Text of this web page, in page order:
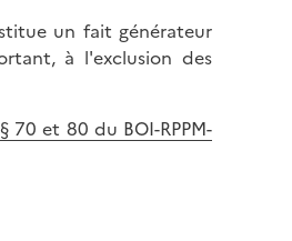
un fait générateur
à l'exclusion des
70 et 80 du BOI-RPPM-